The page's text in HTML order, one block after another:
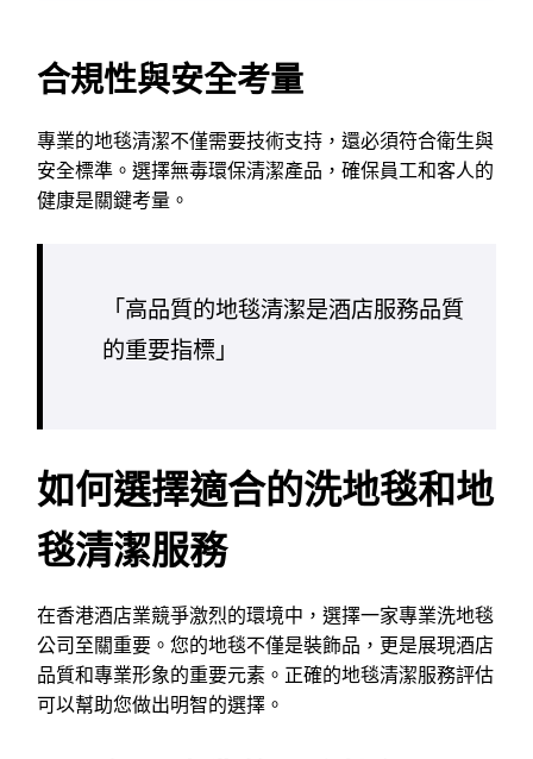
合規性與安全考量
專業的地毯清潔不僅需要技術支持，還必須符合衛生與
安全標準。選擇無毒環保清潔產品，確保員工和客人的
健康是關鍵考量。
「高品質的地毯清潔是酒店服務品質
的重要指標」
如何選擇適合的洗地毯和地
毯清潔服務
在香港酒店業競爭激烈的環境中，選擇一家專業洗地毯
公司至關重要。您的地毯不僅是裝飾品，更是展現酒店
品質和專業形象的重要元素。正確的地毯清潔服務評估
可以幫助您做出明智的選擇。